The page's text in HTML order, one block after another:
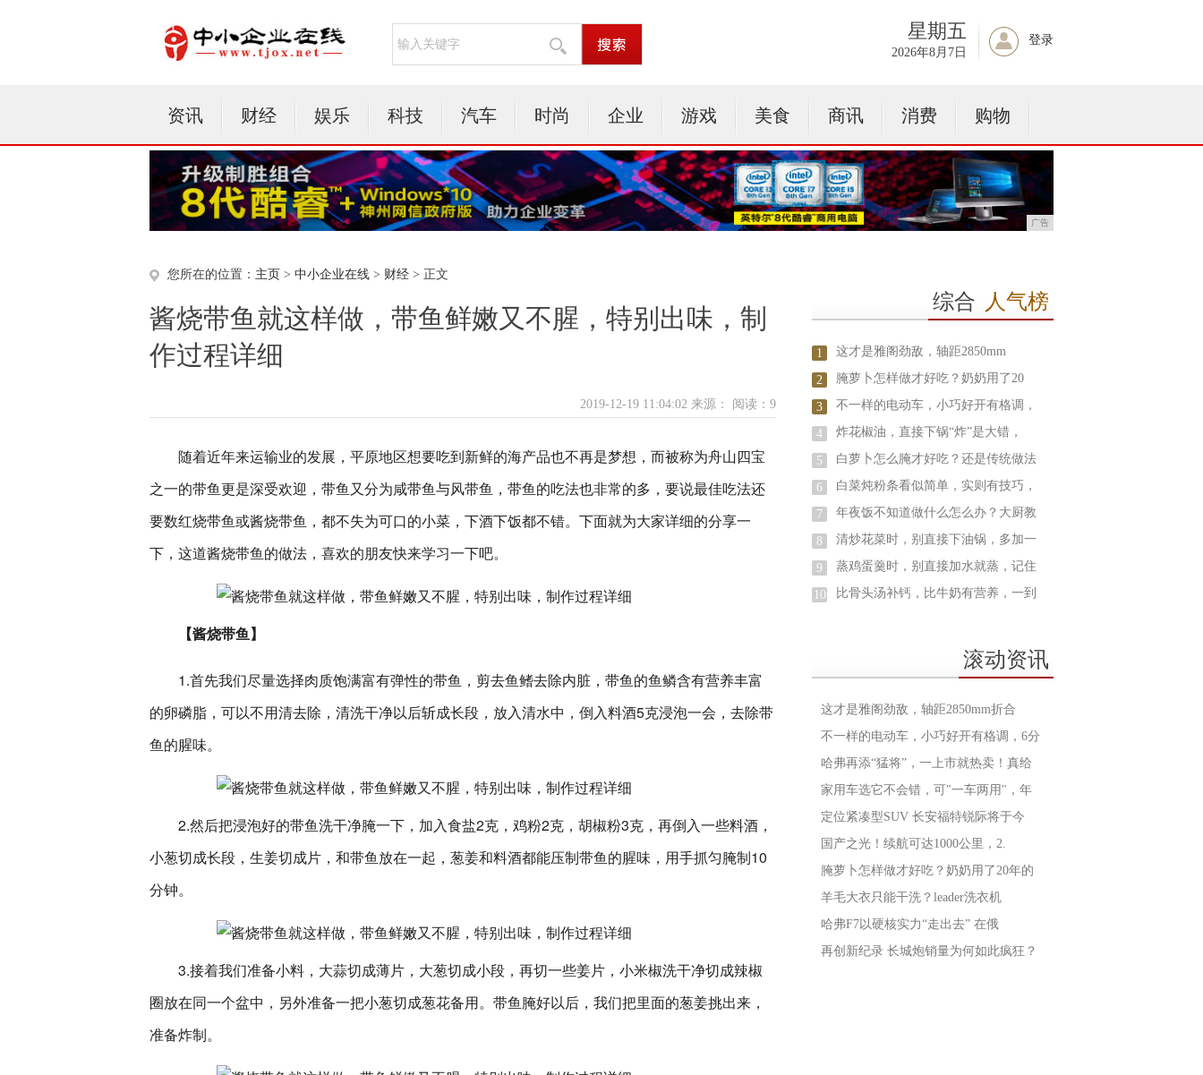
星期五
2026年8月7日
登录
资讯 财经 娱乐 科技 汽车 时尚 企业 游戏 美食 商讯 消费 购物
广告
您所在的位置： 主页 > 中小企业在线 > 财经 > 正文
酱烧带鱼就这样做，带鱼鲜嫩又不腥，特别出味，制
作过程详细
2019-12-19 11:04:02 来源： 阅读：9
随着近年来运输业的发展，平原地区想要吃到新鲜的海产品也不再是梦想，而被称为舟山四宝
之一的带鱼更是深受欢迎，带鱼又分为咸带鱼与风带鱼，带鱼的吃法也非常的多，要说最佳吃法还
要数红烧带鱼或酱烧带鱼，都不失为可口的小菜，下酒下饭都不错。下面就为大家详细的分享一
下，这道酱烧带鱼的做法，喜欢的朋友快来学习一下吧。
【酱烧带鱼】
1.首先我们尽量选择肉质饱满富有弹性的带鱼，剪去鱼鳍去除内脏，带鱼的鱼鳞含有营养丰富
的卵磷脂，可以不用清去除，清洗干净以后斩成长段，放入清水中，倒入料酒5克浸泡一会，去除带
鱼的腥味。
2.然后把浸泡好的带鱼洗干净腌一下，加入食盐2克，鸡粉2克，胡椒粉3克，再倒入一些料酒，
小葱切成长段，生姜切成片，和带鱼放在一起，葱姜和料酒都能压制带鱼的腥味，用手抓匀腌制10
分钟。
3.接着我们准备小料，大蒜切成薄片，大葱切成小段，再切一些姜片，小米椒洗干净切成辣椒
圈放在同一个盆中，另外准备一把小葱切成葱花备用。带鱼腌好以后，我们把里面的葱姜挑出来，
准备炸制。
综合 人气榜
1 这才是雅阁劲敌，轴距2850mm
2 腌萝卜怎样做才好吃？奶奶用了20
3 不一样的电动车，小巧好开有格调，
4 炸花椒油，直接下锅“炸”是大错，
5 白萝卜怎么腌才好吃？还是传统做法
6 白菜炖粉条看似简单，实则有技巧，
7 年夜饭不知道做什么怎么办？大厨教
8 清炒花菜时，别直接下油锅，多加一
9 蒸鸡蛋羹时，别直接加水就蒸，记住
10 比骨头汤补钙，比牛奶有营养，一到
滚动资讯
这才是雅阁劲敌，轴距2850mm折合
不一样的电动车，小巧好开有格调，6分
哈弗再添“猛将”，一上市就热卖！真给
家用车选它不会错，可"一车两用"，年
定位紧凑型SUV 长安福特锐际将于今
国产之光！续航可达1000公里，2.
腌萝卜怎样做才好吃？奶奶用了20年的
羊毛大衣只能干洗？leader洗衣机
哈弗F7以硬核实力“走出去” 在俄
再创新纪录 长城炮销量为何如此疯狂？